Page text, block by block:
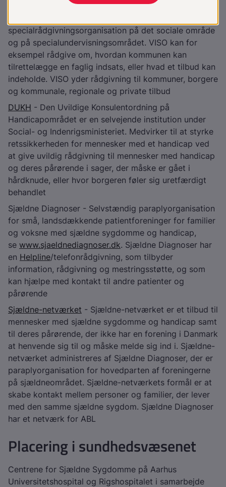
specialrådgivningsorganisation på det sociale område
og på specialundervisningsområdet. VISO kan for
eksempel rådgive om, hvordan kommunen kan
tilrettelægge en faglig indsats, eller hvad et tilbud kan
indeholde. VISO yder rådgivning til kommuner, borgere
og kommunale, regionale og private tilbud
DUKH - Den Uvildige Konsulentordning på
Handicapområdet er en selvejende institution under
Social- og Indenrigsministeriet. Medvirker til at styrke
retssikkerheden for mennesker med et handicap ved
at give uvildig rådgivning til mennesker med handicap
og deres pårørende i sager, der måske er gået i
hårdknude, eller hvor borgeren føler sig uretfærdigt
behandlet
Sjældne Diagnoser - Selvstændig paraplyorganisation
for små, landsdækkende patientforeninger for familier
og voksne med sjældne sygdomme og handicap,
se www.sjaeldnediagnoser.dk. Sjældne Diagnoser har
en Helpline/telefonrådgivning, som tilbyder
information, rådgivning og mestringsstøtte, og som
kan hjælpe med kontakt til andre patienter og
pårørende
Sjældne-netværket - Sjældne-netværket er et tilbud til
mennesker med sjældne sygdomme og handicap samt
til deres pårørende, der ikke har en forening i Danmark
at henvende sig til og måske melde sig ind i. Sjældne-
netværket administreres af Sjældne Diagnoser, der er
paraplyorganisation for hovedparten af foreningerne
på sjældneområdet. Sjældne-netværkets formål er at
skabe kontakt mellem personer og familier, der lever
med den samme sjældne sygdom. Sjældne Diagnoser
har et netværk for ABL
Placering i sundhedsvæsenet
Centrene for Sjældne Sygdomme på Aarhus
Universitetshospital og Rigshospitalet i samarbejde